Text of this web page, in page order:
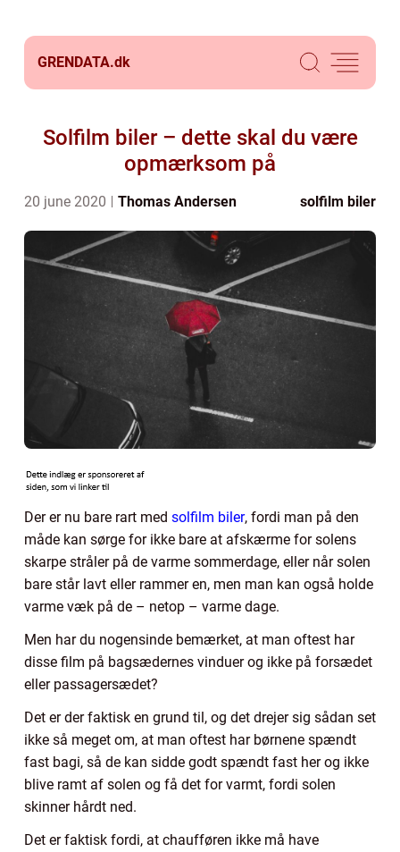
GRENDATA.dk
Solfilm biler – dette skal du være
opmærksom på
20 june 2020 Thomas Andersen solfilm biler
Der er nu bare rart med solfilm biler, fordi man på den
måde kan sørge for ikke bare at afskærme for solens
skarpe stråler på de varme sommerdage, eller når solen
bare står lavt eller rammer en, men man kan også holde
varme væk på de – netop – varme dage.
Men har du nogensinde bemærket, at man oftest har
disse film på bagsædernes vinduer og ikke på forsædet
eller passagersædet?
Det er der faktisk en grund til, og det drejer sig sådan set
ikke så meget om, at man oftest har børnene spændt
fast bagi, så de kan sidde godt spændt fast her og ikke
blive ramt af solen og få det for varmt, fordi solen
skinner hårdt ned.
Det er faktisk fordi, at chaufføren ikke må have